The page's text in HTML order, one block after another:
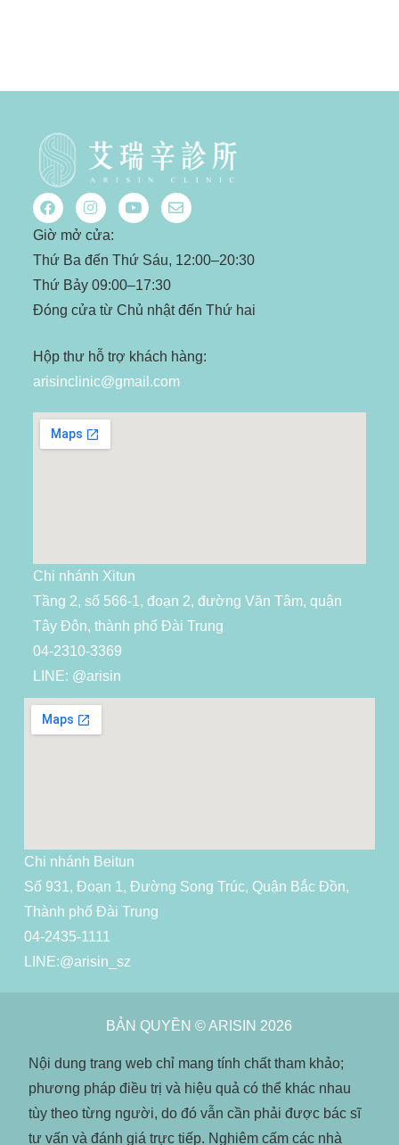
Giờ mở cửa:
Thứ Ba đến Thứ Sáu, 12:00–20:30
Thứ Bảy 09:00–17:30
Đóng cửa từ Chủ nhật đến Thứ hai
Hộp thư hỗ trợ khách hàng:
arisinclinic@gmail.com
Chi nhánh Xitun
Tầng 2, số 566-1, đoạn 2, đường Văn Tâm, quận
Tây Đôn, thành phố Đài Trung
04-2310-3369
LINE: @arisin
Chi nhánh Beitun
Số 931, Đoạn 1, Đường Song Trúc, Quận Bắc Đồn,
Thành phố Đài Trung
04-2435-1111
LINE:@arisin_sz
BẢN QUYỀN © ARISIN 2026
Nội dung trang web chỉ mang tính chất tham khảo;
phương pháp điều trị và hiệu quả có thể khác nhau
tùy theo từng người, do đó vẫn cần phải được bác sĩ
tư vấn và đánh giá trực tiếp. Nghiêm cấm các nhà